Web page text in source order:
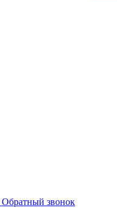
Обратный звонок